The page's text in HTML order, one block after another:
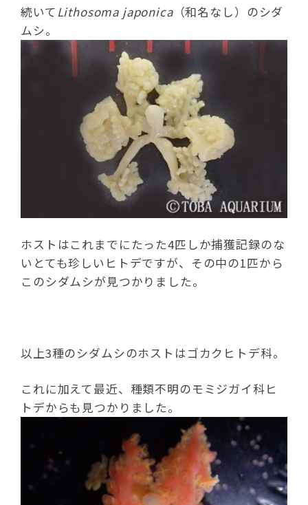
続いてLithosoma japonica（和名なし）のシダ
ムシ。
ホストはこれまでにたった4匹しか捕獲記録のな
いとても珍しいヒトデですが、その中の1匹から
このシダムシが見つかりました。
以上3種のシダムシのホストはゴカクヒトデ科。
これに加えて最近、種類不明のモミジガイ科ヒ
トデからも見つかりました。